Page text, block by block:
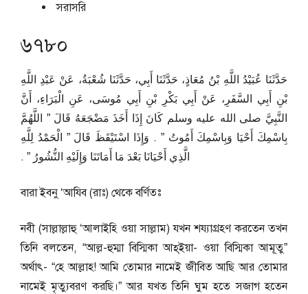
সরাসরি
৬৭৮০
حَدَّثَنَا عُبَيْدُ اللَّهِ بْنُ مُعَاذٍ، حَدَّثَنَا أَبِي، حَدَّثَنَا شُعْبَةُ، عَنْ عَبْدِ اللَّهِ
بْنِ أَبِي السَّفَرِ، عَنْ أَبِي بَكْرِ بْنِ أَبِي مُوسَى، عَنِ الْبَرَاءِ، أَنَّ
النَّبِيَّ صلى الله عليه وسلم كَانَ إِذَا أَخَذَ مَضْجَعَهُ قَالَ ‏”‏ اللَّهُمَّ
بِاسْمِكَ أَحْيَا وَبِاسْمِكَ أَمُوتُ ‏”‏ ‏.‏ وَإِذَا اسْتَيْقَظَ قَالَ ‏”‏ الْحَمْدُ لِلَّهِ
الَّذِي أَحْيَانَا بَعْدَ مَا أَمَاتَنَا وَإِلَيْهِ النُّشُورُ ‏”‏ ‏.‏
বারা ইবনু ‘আযিব (রাঃ) থেকে বর্ণিতঃ
নবী (সাল্লাল্লাহু ‘আলাইহি ওয়া সাল্লাম) যখন শয্যাগ্রহণ করতেন তখন
তিনি বলতেন, “আল্ল-হুম্মা বিস্মিকা আহ্ইয়া- ওয়া বিস্মিকা আমূতু”
অর্থাৎ- “হে আল্লাহ! আমি তোমার নামেই জীবিত আছি আর তোমার
নামেই মৃত্যুবরণ করছি।” আর যখত তিনি ঘুম হতে সজাগ হতেন